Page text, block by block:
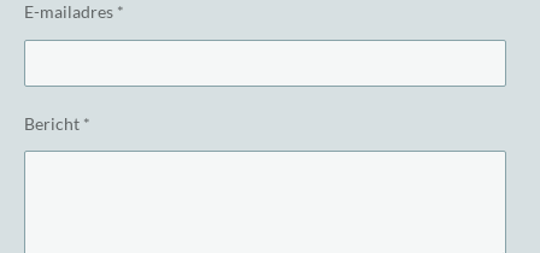
E-mailadres *
Bericht *